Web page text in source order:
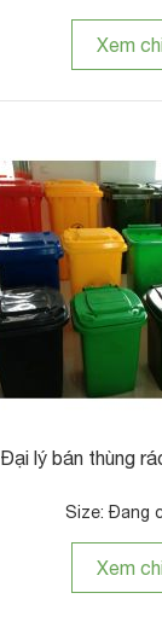
Xem
Đại lý bán thùng
Size: Đang
Xem